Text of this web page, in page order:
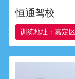
恒通驾校
训练地址：嘉定